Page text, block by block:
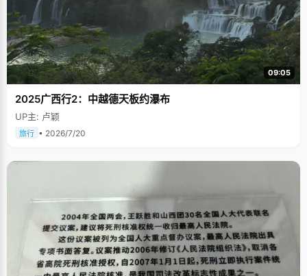
09:05
2025广西行2：中越德天板约瀑布
UP主: 卢颖
旅行 • 2026/7/20